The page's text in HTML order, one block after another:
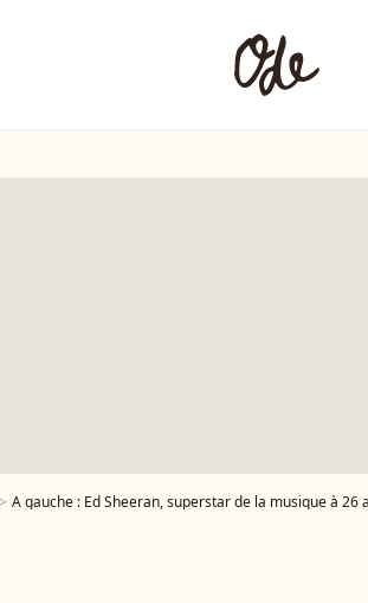
A gauche : Ed Sheeran, superstar de la musique à 26 ans. A droite :